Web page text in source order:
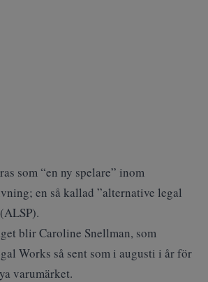
som “en ny spelare” inom
en så kallad ”alternative legal
blir Caroline Snellman, som
Works så sent som i augusti i år för
varumärket.